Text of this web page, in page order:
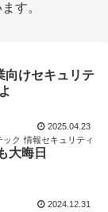
す。
向けセキュリテ
2025.04.23
ック 情報セキュリティ
大晦日
2024.12.31